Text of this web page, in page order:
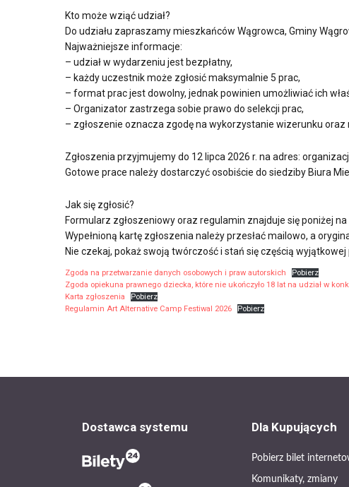
Kto może wziąć udział?
Do udziału zapraszamy mieszkańców Wągrowca, Gminy
Najważniejsze informacje:
– udział w wydarzeniu jest bezpłatny,
– każdy uczestnik może zgłosić maksymalnie 5 prac,
– format prac jest dowolny, jednak powinien umożliwiać ich
– Organizator zastrzega sobie prawo do selekcji prac,
– zgłoszenie oznacza zgodę na wykorzystanie wizerunku oraz
Zgłoszenia przyjmujemy do 12 lipca 2026 r. na adres:
Gotowe prace należy dostarczyć osobiście do siedziby Biura
Jak się zgłosić?
Formularz zgłoszeniowy oraz regulamin znajduje się poniżej na
Wypełnioną kartę zgłoszenia należy przesłać mailowo, a
Nie czekaj, pokaż swoją twórczość i stań się częścią
Zgoda na przetwarzanie danych osobowych i praw autorskich
Pobierz
Zgoda opiekuna prawnego dziecka, które nie ukończyło 18 lat na udział w
Karta zgłoszenia
Pobierz
Regulamin Art Alternative Camp Festiwal 2026
Pobierz
Dostawca systemu Dla Kupujących
Pobierz bilet
Komunikaty, zmiany